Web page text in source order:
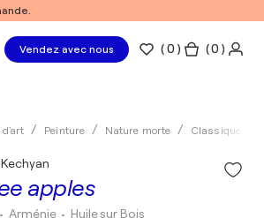
Vendez avec nous (0 ) ( 0 )
d'art Peinture Nature morte Classique
apples
• Arménie • Huile sur Bois